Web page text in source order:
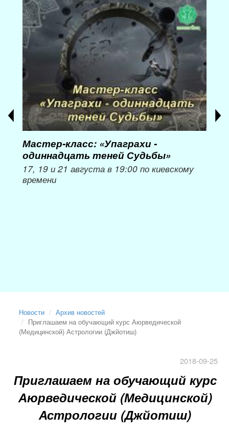
Мастер-класс: «Упаграхи -
одиннадцать теней Судьбы»
17, 19 и 21 августа в 19:00 по киевскому
времени
Новости
Архив новостей
Приглашаем на обучающий курс Аюрведической
(Медицинской) Астрологии (Джйотиш)
2018-09-25
Приглашаем на обучающий курс
Аюрведической (Медицинской)
Астрологии (Джйотиш)